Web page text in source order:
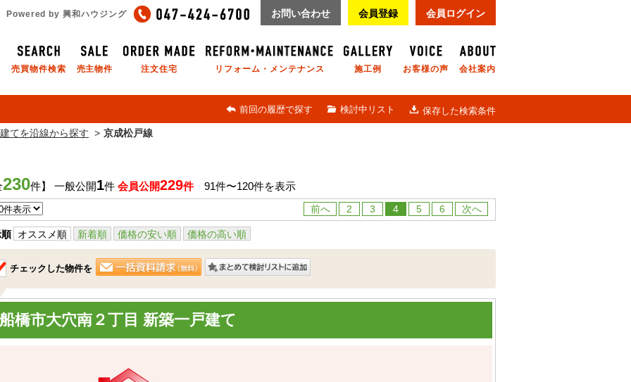
Powered by 興和ハウジング お問い合わせ 会員登録 会員ログイン
売買物件検索 売主物件 注文住宅 リフォーム・メンテナンス 施工例 お客様の声 会社案内
前回の履歴で探す 検討中リスト 保存した検索条件
てを沿線から探す 京成松戸線
230件】 一般公開1件 会員公開229件91件〜120件を表示
前へ 2 3 4 5 6 次へ
オススメ順 新着順 価格の安い順 価格の高い順
チェックした物件を
船橋市大穴南２丁目 新築一戸建て